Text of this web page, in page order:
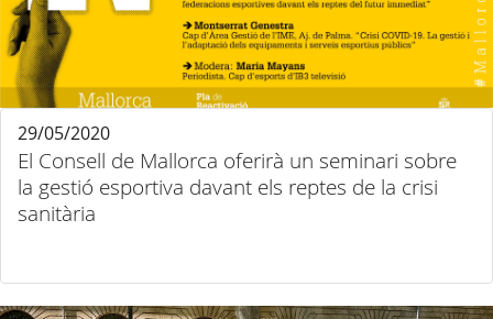
El Consell de Mallorca oferirà un seminari sobre
la gestió esportiva davant els reptes de la crisi
sanitària
29/05/2020